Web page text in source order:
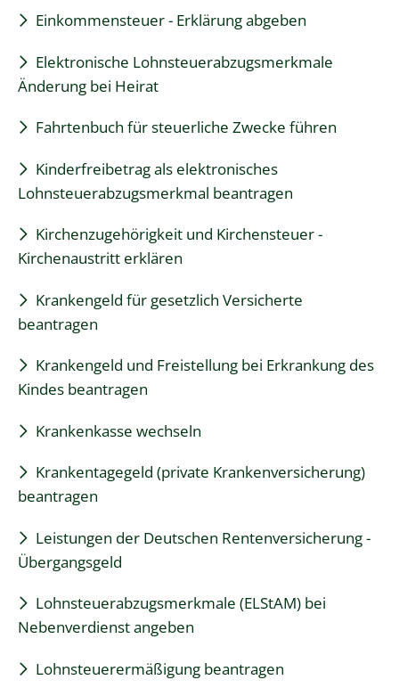
Einkommensteuer - Erklärung abgeben
Elektronische Lohnsteuerabzugsmerkmale
Änderung bei Heirat
Fahrtenbuch für steuerliche Zwecke führen
Kinderfreibetrag als elektronisches
Lohnsteuerabzugsmerkmal beantragen
Kirchenzugehörigkeit und Kirchensteuer -
Kirchenaustritt erklären
Krankengeld für gesetzlich Versicherte
beantragen
Krankengeld und Freistellung bei Erkrankung des
Kindes beantragen
Krankenkasse wechseln
Krankentagegeld (private Krankenversicherung)
beantragen
Leistungen der Deutschen Rentenversicherung -
Übergangsgeld
Lohnsteuerabzugsmerkmale (ELStAM) bei
Nebenverdienst angeben
Lohnsteuerermäßigung beantragen